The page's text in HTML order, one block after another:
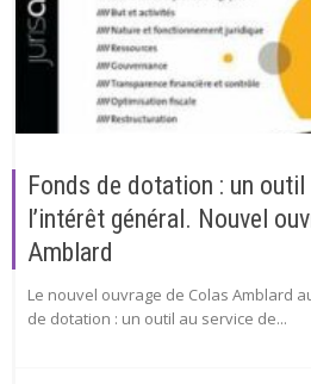
Fonds de dotation : un outil
l’intérêt général. Nouvel
Amblard
Le nouvel ouvrage de Colas Amblard
de dotation : un outil au service de...